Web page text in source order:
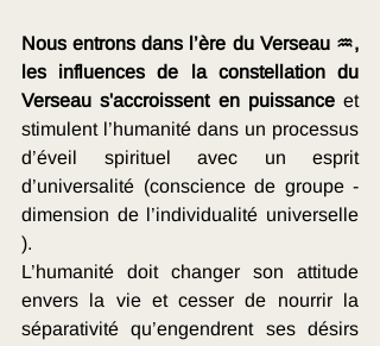
Nous entrons dans l’ère du Verseau ♒,
les influences de la constellation du
Verseau s'accroissent en puissance et
stimulent l’humanité dans un processus
d’éveil spirituel avec un esprit
d’universalité (conscience de groupe -
dimension de l’individualité universelle
).
L’humanité doit changer son attitude
envers la vie et cesser de nourrir la
séparativité qu’engendrent ses désirs